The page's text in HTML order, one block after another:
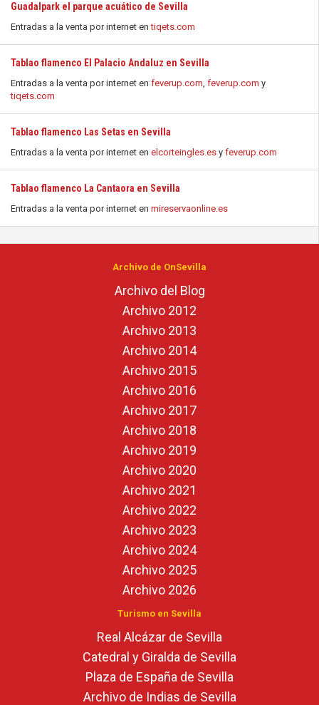
Guadalpark el parque acuático de Sevilla
Entradas a la venta por internet entiqets.com
Tablao flamenco El Palacio Andaluz en Sevilla
Entradas a la venta por internet en feverup.com, feverup.com y
tiqets.com
Tablao flamenco Las Setas en Sevilla
Entradas a la venta por internet en elcorteingles.es y feverup.com
Tablao flamenco La Cantaora en Sevilla
Entradas a la venta por internet en mireservaonline.es
Archivo de OnSevilla
Archivo del Blog
Archivo 2012
Archivo 2013
Archivo 2014
Archivo 2015
Archivo 2016
Archivo 2017
Archivo 2018
Archivo 2019
Archivo 2020
Archivo 2021
Archivo 2022
Archivo 2023
Archivo 2024
Archivo 2025
Archivo 2026
Turismo en Sevilla
Real Alcázar de Sevilla
Catedral y Giralda de Sevilla
Plaza de España de Sevilla
Archivo de Indias de Sevilla